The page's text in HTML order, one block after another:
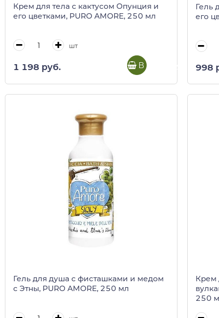
Крем для тела с кактусом Опунция и
его цветками, PURO AMORE, 250 мл
шт
1 198 руб. В корзину
Гель
его
998
Гель для душа с фисташками и медом
с Этны, PURO AMORE, 250 мл
Крем
250